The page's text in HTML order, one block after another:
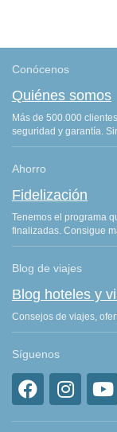
Conócenos
Quiénes somos
Más de 500.000
seguridad y garantía.
Ahorro
Fidelización
Tenemos el programa
finalizadas. Consigue
Blog de viajes
Blog hoteles y
Consejos de viajes,
Síguenos